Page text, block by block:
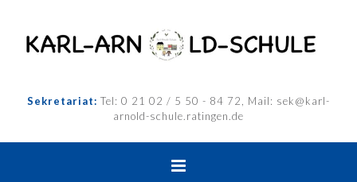
Sekretariat: Tel: 0 21 02 / 5 50 - 84 72, Mail: sek@karl-
arnold-schule.ratingen.de